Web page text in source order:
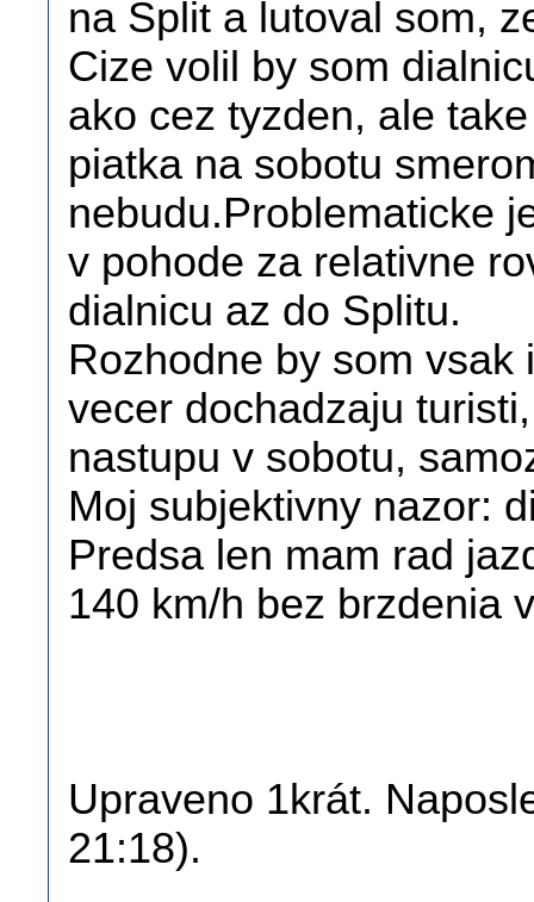
na Split a lutoval som,
Cize volil by som
ako cez tyzden, ale
piatka na sobotu
nebudu.Problematicke
v pohode za relativne
dialnicu az do Splitu.
Rozhodne by som
vecer dochadzaju
nastupu v sobotu,
Moj subjektivny nazor:
Predsa len mam rad
140 km/h bez brzdenia
Upraveno 1krát.
21:18).